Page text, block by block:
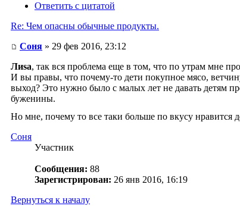
Ответить с цитатой
Re: Чем опасны обычные продукты.
Соня » 29 фев 2016, 23:12
Лиsа, так вся проблема еще в том, что по утрам мне
И вы правы, что почему-то дети покупное мясо,
выход? Это нужно было с малых лет не давать детям
буженины.
Но мне, почему то все таки больше по вкусу нравится
Соня
Участник
Сообщения: 88
Зарегистрирован: 26 янв 2016, 16:19
Вернуться к началу